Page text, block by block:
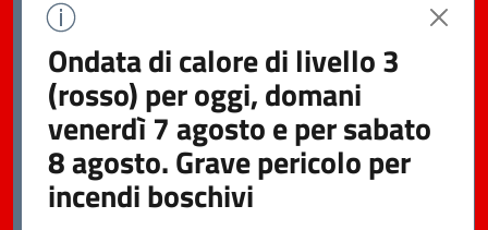
Ondata di calore di livello 3
(rosso) per oggi, domani
venerdì 7 agosto e per sabato
8 agosto. Grave pericolo per
incendi boschivi